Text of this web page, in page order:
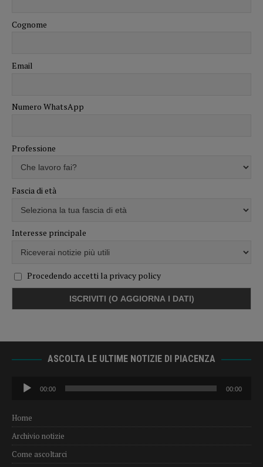
Cognome
Email
Numero WhatsApp
Professione
Fascia di età
Interesse principale
Procedendo accetti la privacy policy
ASCOLTA LE ULTIME NOTIZIE DI PIACENZA
Audio
Player
00:00 00:00
Home
Archivio notizie
Come ascoltarci